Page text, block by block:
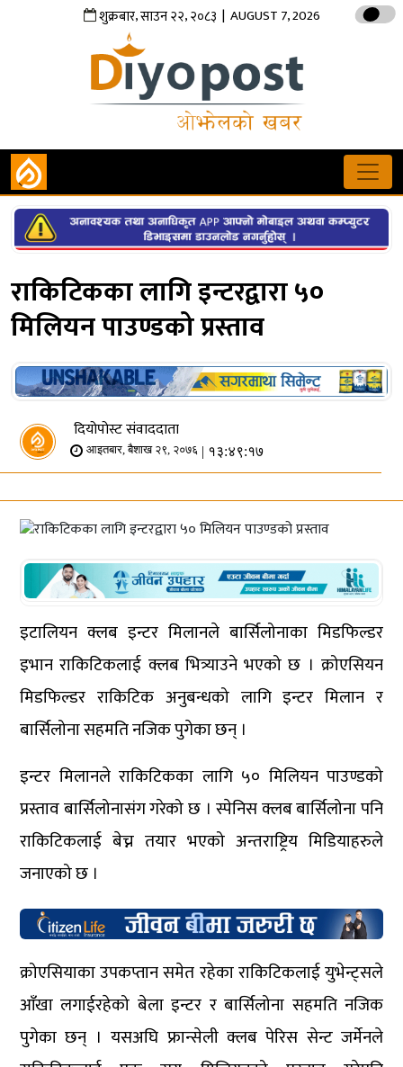
शुक्रबार,साउन२२,२०८३ | AUGUST 7, 2026
राकिटिकका लागि इन्टरद्वारा ५०
मिलियन पाउण्डको प्रस्ताव
दियोपोस्ट संवाददाता
आइतबार, बैशाख २९, २०७६ | १३:४९:१७
इटालियन क्लब इन्टर मिलानले बार्सिलोनाका मिडफिल्डर
इभान राकिटिकलाई क्लब भित्र्याउने भएको छ । क्रोएसियन
मिडफिल्डर राकिटिक अनुबन्धको लागि इन्टर मिलान र
बार्सिलोना सहमति नजिक पुगेका छन् ।
इन्टर मिलानले राकिटिकका लागि ५० मिलियन पाउण्डको
प्रस्ताव बार्सिलोनासंग गरेको छ । स्पेनिस क्लब बार्सिलोना पनि
राकिटिकलाई बेच्न तयार भएको अन्तराष्ट्रिय मिडियाहरुले
जनाएको छ ।
क्रोएसियाका उपकप्तान समेत रहेका राकिटिकलाई युभेन्ट्सले
आँखा लगाईरहेको बेला इन्टर र बार्सिलोना सहमति नजिक
पुगेका छन् । यसअघि फ्रान्सेली क्लब पेरिस सेन्ट जर्मेनले